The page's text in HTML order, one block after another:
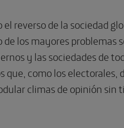
reverso de la sociedad
los mayores problemas
y las sociedades de
como los electorales,
climas de opinión sin